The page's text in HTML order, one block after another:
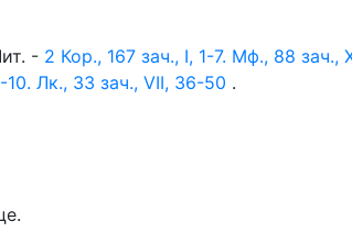
- 2 Кор., 167 зач., I, 1-7. Мф., 88 зач.,
10. Лк., 33 зач., VII, 36-50 .